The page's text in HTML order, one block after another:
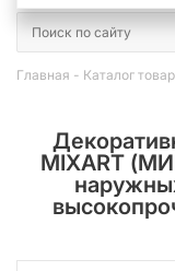
Главная - Каталог
MIXART